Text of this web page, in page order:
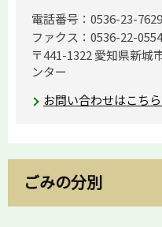
電話番号：0536-23-7629
ファクス：0536-22-
〒441-1322 愛知県新城
ンター
お問い合わせはこち
ごみの分別